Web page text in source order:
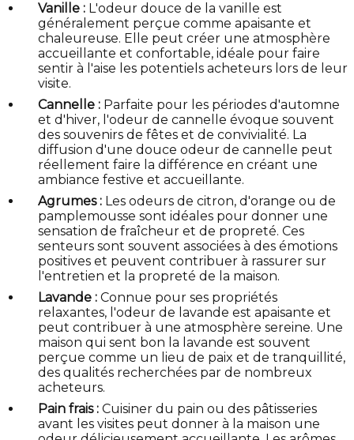
Vanille : L'odeur douce de la vanille est
généralement perçue comme apaisante et
chaleureuse. Elle peut créer une atmosphère
accueillante et confortable, idéale pour faire
sentir à l'aise les potentiels acheteurs lors de leur
visite.
Cannelle : Parfaite pour les périodes d'automne
et d'hiver, l'odeur de cannelle évoque souvent
des souvenirs de fêtes et de convivialité. La
diffusion d'une douce odeur de cannelle peut
réellement faire la différence en créant une
ambiance festive et accueillante.
Agrumes : Les odeurs de citron, d'orange ou de
pamplemousse sont idéales pour donner une
sensation de fraîcheur et de propreté. Ces
senteurs sont souvent associées à des émotions
positives et peuvent contribuer à rassurer sur
l'entretien et la propreté de la maison.
Lavande : Connue pour ses propriétés
relaxantes, l'odeur de lavande est apaisante et
peut contribuer à une atmosphère sereine. Une
maison qui sent bon la lavande est souvent
perçue comme un lieu de paix et de tranquillité,
des qualités recherchées par de nombreux
acheteurs.
Pain frais : Cuisiner du pain ou des pâtisseries
avant les visites peut donner à la maison une